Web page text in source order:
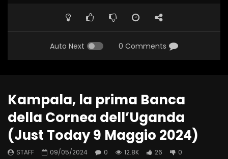
Auto Next 0 Comments
Kampala, la prima Banca
della Cornea dell’Uganda
(Just Today 9 Maggio 2024)
STAFF 09/05/2024 0 12.8K 26 0